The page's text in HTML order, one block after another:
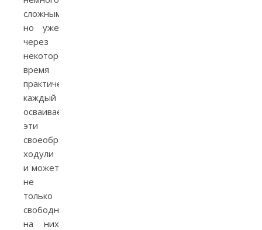
сложным,
но уже
через
некоторое
время
практический
каждый
осваивает
эти
своеобразные
ходули
и может
не
только
свободно
на них